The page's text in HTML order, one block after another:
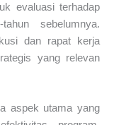
evaluasi terhadap
sebelumnya.
dan rapat kerja
yang relevan
aspek utama yang